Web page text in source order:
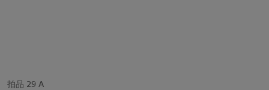
拍品 29 A